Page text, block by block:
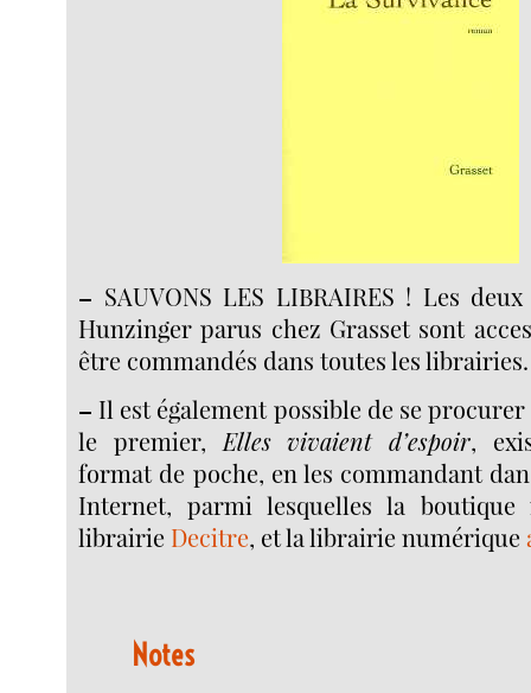
– SAUVONS LES LIBRAIRES ! Les
Hunzinger parus chez Grasset sont
être commandés dans toutes les librairies.
– Il est également possible de se
le premier, Elles vivaient d’espoir,
format de poche, en les commandant
Internet, parmi lesquelles la
librairie Decitre, et la librairie numérique
Notes